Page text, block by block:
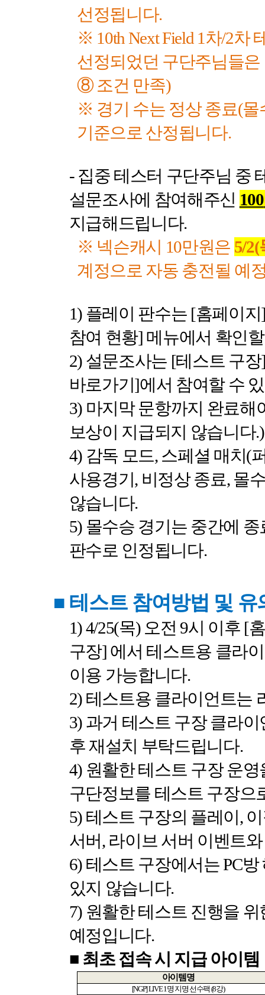
선정됩니다.
※ 10th Next Field 1 차/2차
선정되었던 구단주님들
⑧ 조건 만족)
※ 경기 수는 정상 종료(몰
기준으로 산정됩니다.
- 집중 테스터 구단주님 중
설문조사에 참여해주신 100
지급해드립니다.
※ 넥슨캐시 10만원은 5/2(
계정으로 자동 충전될 예
1) 플레이 판수는 [홈페이지
참여 현황] 메뉴에서 확인
2) 설문조사는 [테스트 구장
바로가기]에서 참여할 수
3) 마지막 문항까지 완료해
보상이 지급되지 않습니다.)
4) 감독 모드, 스페셜 매치(
사용경기, 비정상 종료, 몰
않습니다.
5) 몰수승 경기는 중간에
판수로 인정됩니다.
■ 테스트 참여방법 및 유
1) 4/25(목) 오전 9시 이후 [
구장] 에서 테스트용 클라
이용 가능합니다.
2) 테스트용 클라이언트는
3) 과거 테스트 구장 클라
후 재설치 부탁드립니다.
4) 원활한 테스트 구장 운
구단정보를 테스트 구장으
5) 테스트 구장의 플레이,
서버, 라이브 서버 이벤트
6) 테스트 구장에서는PC방
있지 않습니다.
7) 원활한 테스트 진행을
예정입니다.
■ 최초 접속 시 지급 아이템
아이템명
[NGP] LIVE 1명 지명 선수팩 (8강)